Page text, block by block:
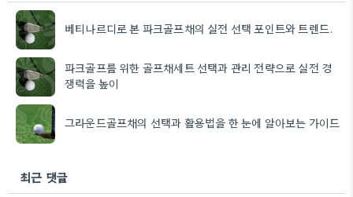
베티나르디로 본 파크골프채의 실전 선택 포인트와 트렌드.
파크골프를 위한 골프채세트 선택과 관리 전략으로 실전 경
쟁력을 높이
그라운드골프채의 선택과 활용법을 한 눈에 알아보는 가이드
최근 댓글